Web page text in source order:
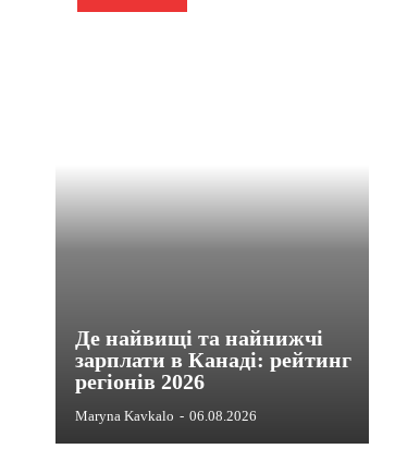
Де найвищі та найнижчі
зарплати в Канаді: рейтинг
регіонів 2026
Maryna Kavkalo - 06.08.2026